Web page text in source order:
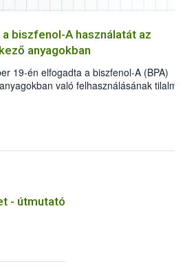
biszfenol-A használatát az
anyagokban
19-én elfogadta a biszfenol-A (BPA)
való felhasználásának
káros egészségügyi hatásai miatt
- útmutató